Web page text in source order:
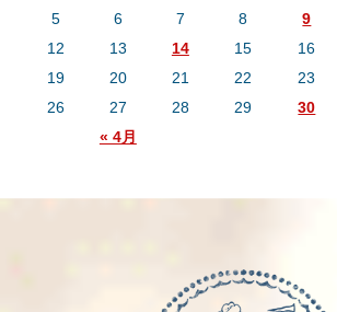
« 4月
5
6 7 8 9
12
13 14 15 16
19
20 21 22 23
26
27 28 29 30